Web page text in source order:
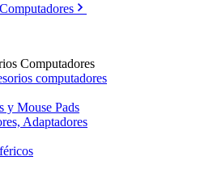
Computadores
computadores
y Mouse Pads
Adaptadores